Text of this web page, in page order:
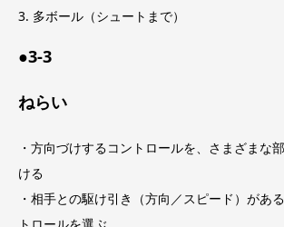
3. 多ボール（シュートまで）
●3-3
ねらい
・方向づけするコントロールを、さまざまな
ける
・相手との駆け引き（方向／スピード）があ
トロールを選ぶ